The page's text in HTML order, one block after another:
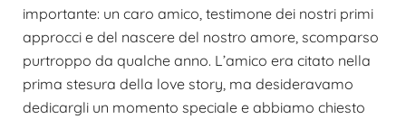
importante: un caro amico, testimone dei nostri primi
approcci e del nascere del nostro amore, scomparso
purtroppo da qualche anno. L’amico era citato nella
prima stesura della love story, ma desideravamo
dedicargli un momento speciale e abbiamo chiesto